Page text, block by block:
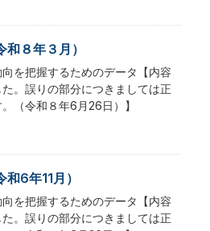
８年３月）
を把握するためのデータ【内容
。誤りの部分につきましては正
（令和８年6月26日）】
6年11月）
を把握するためのデータ【内容
。誤りの部分につきましては正